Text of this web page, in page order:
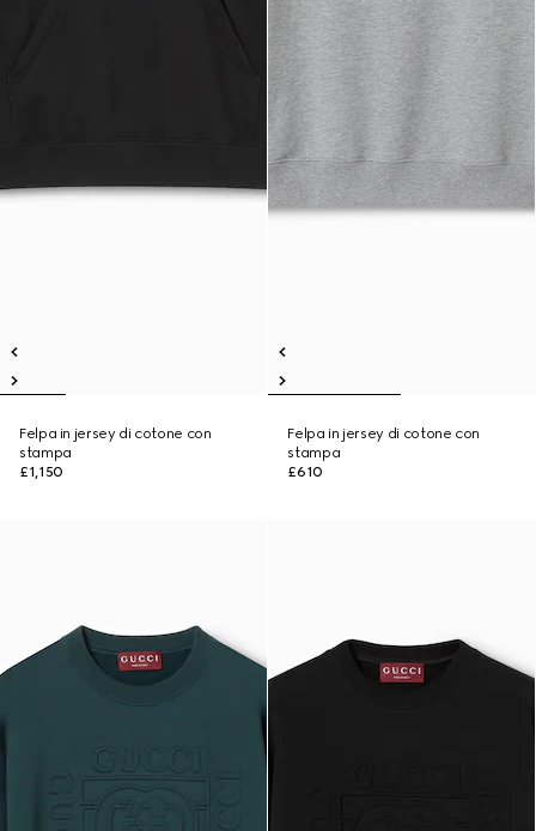
Felpa in jersey di cotone con
stampa
£1,150
Felpa in jersey di cotone con
stampa
£610